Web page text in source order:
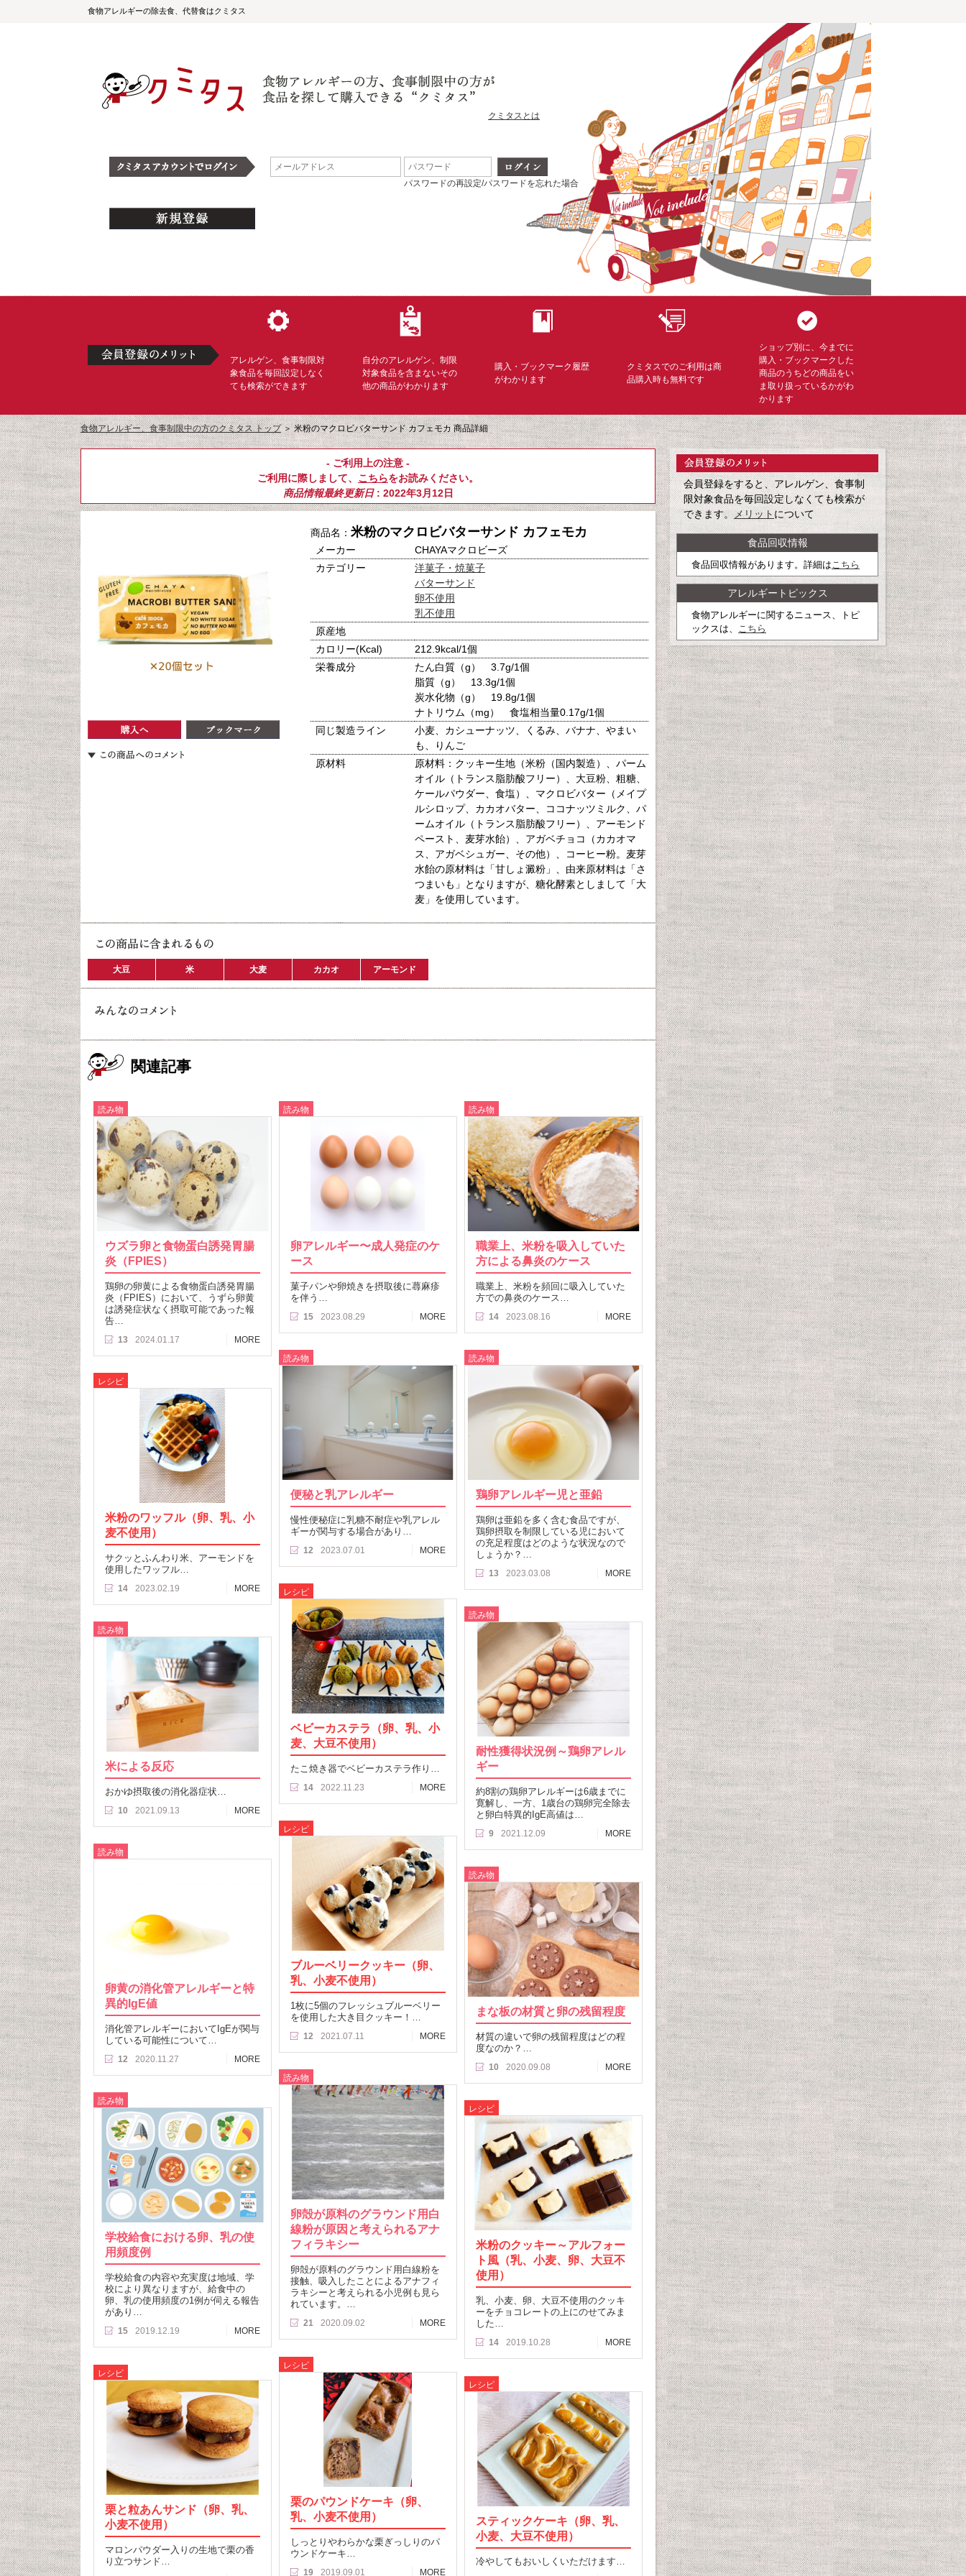
食物アレルギーの除去食、代替食はクミタス
クミタスとは
パスワードの再設定/パスワードを忘れた場合
アレルゲン、食事制限対
象食品を毎回設定しなく
ても検索ができます
自分のアレルゲン、制限
対象食品を含まないその
他の商品がわかります
購入・ブックマーク履歴
がわかります
クミタスでのご利用は商
品購入時も無料です
ショップ別に、今までに
購入・ブックマークした
商品のうちどの商品をい
ま取り扱っているかがわ
かります
食物アレルギー、食事制限中の方のクミタス トップ＞米粉のマクロビバターサンド カフェモカ 商品詳細
- ご利用上の注意 -
ご利用に際しまして、 こちらをお読みください。
商品情報最終更新日: 2022年3月12日
商品名： 米粉のマクロビバターサンド カフェモカ
メーカー
CHAYAマクロビーズ
カテゴリー
洋菓子・焼菓子
バターサンド
卵不使用
乳不使用
原産地
カロリー(Kcal)
212.9kcal/1個
栄養成分
たん白質（g） 3.7g/1個
脂質（g） 13.3g/1個
炭水化物（g） 19.8g/1個
ナトリウム（mg） 食塩相当量0.17g/1個
同じ製造ライン
小麦、カシューナッツ、くるみ、バナナ、やまい
も、りんご
原材料
原材料：クッキー生地（米粉（国内製造）、パーム
オイル（トランス脂肪酸フリー）、大豆粉、粗糖、
ケールパウダー、食塩）、マクロビバター（メイプ
ルシロップ、カカオバター、ココナッツミルク、パ
ームオイル（トランス脂肪酸フリー）、アーモンド
ペースト、麦芽水飴）、アガベチョコ（カカオマ
ス、アガベシュガー、その他）、コーヒー粉。麦芽
水飴の原材料は「甘しょ澱粉」、由来原材料は「さ
つまいも」となりますが、糖化酵素としまして「大
麦」を使用しています。
大豆 米 大麦 カカオ アーモンド
関連記事
読み物
ウズラ卵と食物蛋白誘発胃腸
炎（FPIES）
鶏卵の卵黄による食物蛋白誘発胃腸
炎（FPIES）において、うずら卵黄
は誘発症状なく摂取可能であった報
告…
13 2024.01.17 MORE
読み物
卵アレルギー〜成人発症のケ
ース
菓子パンや卵焼きを摂取後に蕁麻疹
を伴う…
15 2023.08.29 MORE
読み物
職業上、米粉を吸入していた
方による鼻炎のケース
職業上、米粉を頻回に吸入していた
方での鼻炎のケース…
14 2023.08.16 MORE
読み物
便秘と乳アレルギー
慢性便秘症に乳糖不耐症や乳アレル
ギーが関与する場合があり…
12 2023.07.01 MORE
読み物
鶏卵アレルギー児と亜鉛
鶏卵は亜鉛を多く含む食品ですが、
鶏卵摂取を制限している児において
の充足程度はどのような状況なので
しょうか？…
13 2023.03.08 MORE
レシピ
米粉のワッフル（卵、乳、小
麦不使用）
サクッとふんわり米、アーモンドを
使用したワッフル…
14 2023.02.19 MORE レシピ
ベビーカステラ（卵、乳、小
麦、大豆不使用）
たこ焼き器でベビーカステラ作り…
14 2022.11.23 MORE
読み物
耐性獲得状況例～鶏卵アレル
ギー
約8割の鶏卵アレルギーは6歳までに
寛解し、一方、1歳台の鶏卵完全除去
と卵白特異的IgE高値は…
9 2021.12.09 MORE
読み物
米による反応
おかゆ摂取後の消化器症状…
10 2021.09.13
MORE
レシピ
ブルーベリークッキー（卵、
乳、小麦不使用）
1枚に5個のフレッシュブルーベリー
を使用した大き目クッキー！…
12 2021.07.11 MORE
読み物
卵黄の消化管アレルギーと特
異的IgE値
消化管アレルギーにおいてIgEが関与
している可能性について…
12 2020.11.27 MORE
読み物
まな板の材質と卵の残留程度
材質の違いで卵の残留程度はどの程
度なのか？…
10 2020.09.08
MORE
読み物
卵殻が原料のグラウンド用白
線粉が原因と考えられるアナ
フィラキシー
卵殻が原料のグラウンド用白線粉を
接触、吸入したことによるアナフィ
ラキシーと考えられる小児例も見ら
れています。…
21 2020.09.02 MORE
読み物
学校給食における卵、乳の使
用頻度例
学校給食の内容や充実度は地域、学
校により異なりますが、給食中の
卵、乳の使用頻度の1例が伺える報告
があり…
15 2019.12.19 MORE
レシピ
米粉のクッキー～アルフォー
ト風（乳、小麦、卵、大豆不
使用）
乳、小麦、卵、大豆不使用のクッキ
ーをチョコレートの上にのせてみま
した…
14 2019.10.28 MORE
レシピ
栗のパウンドケーキ（卵、
乳、小麦不使用）
しっとりやわらかな栗ぎっしりのパ
ウンドケーキ…
19 2019.09.01 MORE
レシピ
栗と粒あんサンド（卵、乳、
小麦不使用）
マロンパウダー入りの生地で栗の香
り立つサンド…
レシピ
スティックケーキ（卵、乳、
小麦、大豆不使用）
冷やしてもおいしくいただけます…
会員登録をすると、アレルゲン、食事制
限対象食品を毎回設定しなくても検索が
できます。メリットについて
食品回収情報
食品回収情報があります。詳細は こちら
アレルギートピックス
食物アレルギーに関するニュース、トピ
ックスは、
こちら